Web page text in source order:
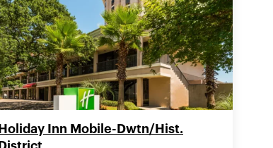
Holiday Inn Mobile-Dwtn/Hist.